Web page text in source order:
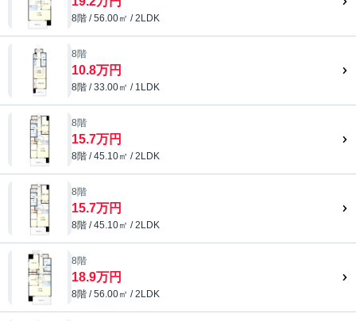
8階 / 56.00㎡ / 2LDK
8階
10.8万円
8階 / 33.00㎡ / 1LDK
8階
15.7万円
8階 / 45.10㎡ / 2LDK
8階
15.7万円
8階 / 45.10㎡ / 2LDK
8階
18.9万円
8階 / 56.00㎡ / 2LDK